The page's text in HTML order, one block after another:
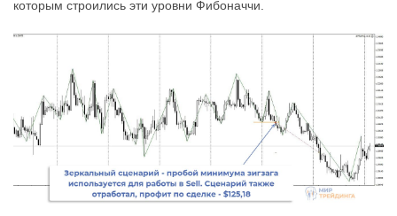
которым строились эти уровни Фибоначчи.